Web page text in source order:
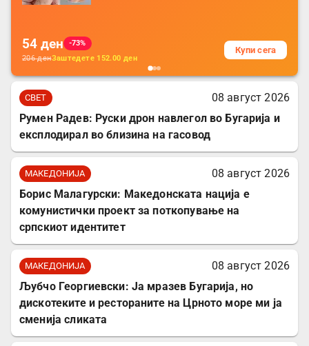
54 ден
-73%
206денЗаштедете 152.00 ден
Купи сега
СВЕТ
08 август 2026
Румен Радев: Руски дрон навлегол во Бугарија и
експлодирал во близина на гасовод
МАКЕДОНИЈА
08 август 2026
Борис Малагурски: Македонската нација е
комунистички проект за поткопување на
српскиот идентитет
МАКЕДОНИЈА
08 август 2026
Љубчо Георгиевски: Ја мразев Бугарија, но
дискотеките и рестораните на Црното море ми ја
сменија сликата